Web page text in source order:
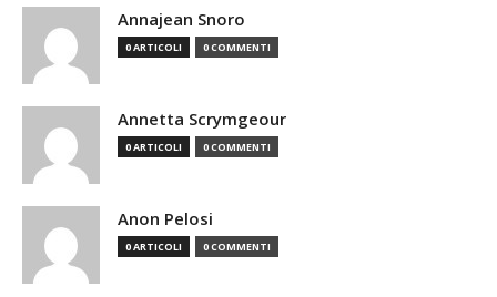
Annajean Snoro
0 ARTICOLI 0 COMMENTI
Annetta Scrymgeour
0 ARTICOLI 0 COMMENTI
Anon Pelosi
0 ARTICOLI 0 COMMENTI